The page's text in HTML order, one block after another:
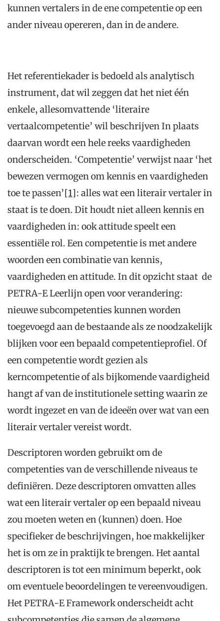
kunnen vertalers in de ene competentie op een
ander niveau opereren, dan in de andere.
Het referentiekader is bedoeld als analytisch
instrument, dat wil zeggen dat het niet één
enkele, allesomvattende ‘literaire
vertaalcompetentie’ wil beschrijven In plaats
daarvan wordt een hele reeks vaardigheden
onderscheiden. ‘Competentie’ verwijst naar ‘het
bewezen vermogen om kennis en vaardigheden
toe te passen’[1]: alles wat een literair vertaler in
staat is te doen. Dit houdt niet alleen kennis en
vaardigheden in: ook attitude speelt een
essentiële rol. Een competentie is met andere
woorden een combinatie van kennis,
vaardigheden en attitude. In dit opzicht staat de
PETRA-E Leerlijn open voor verandering:
nieuwe subcompetenties kunnen worden
toegevoegd aan de bestaande als ze noodzakelijk
blijken voor een bepaald competentieprofiel. Of
een competentie wordt gezien als
kerncompetentie of als bijkomende vaardigheid
hangt af van de institutionele setting waarin ze
wordt ingezet en van de ideeën over wat van een
literair vertaler vereist wordt.
Descriptoren worden gebruikt om de
competenties van de verschillende niveaus te
definiëren. Deze descriptoren omvatten alles
wat een literair vertaler op een bepaald niveau
zou moeten weten en (kunnen) doen. Hoe
specifieker de beschrijvingen, hoe makkelijker
het is om ze in praktijk te brengen. Het aantal
descriptoren is tot een minimum beperkt, ook
om eventuele beoordelingen te vereenvoudigen.
Het PETRA-E Framework onderscheidt acht